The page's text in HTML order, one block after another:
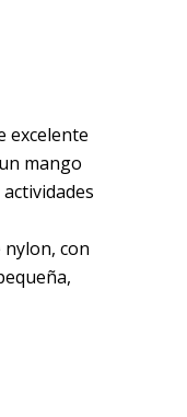
excelente
mango
nylon, con